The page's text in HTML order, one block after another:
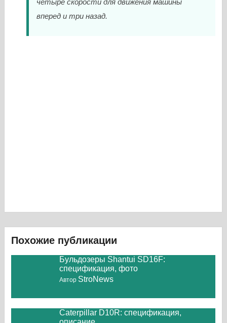
четыре скорости для движения машины
вперед и три назад.
Похожие публикации
Бульдозеры Shantui SD16F:
спецификация, фото
Автор StroNews
Caterpillar D10R: спецификация,